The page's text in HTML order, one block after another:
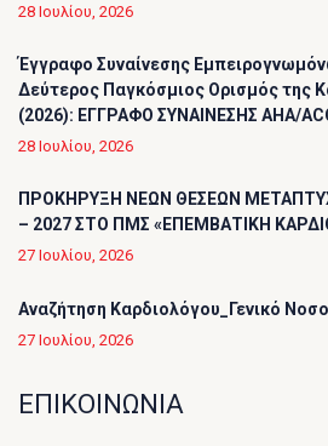
28 Ιουλίου, 2026
Έγγραφο Συναίνεσης
Δεύτερος Παγκόσμιος Ορισμός της
(2026): ΕΓΓΡΑΦΟ ΣΥΝΑΙΝΕΣΗΣ AHA/
28 Ιουλίου, 2026
ΠΡΟΚΗΡΥΞΗ ΝΕΩΝ ΘΕΣΕΩΝ
– 2027 ΣΤΟ ΠΜΣ «ΕΠΕΜΒΑΤΙΚΗ
27 Ιουλίου, 2026
Αναζήτηση Καρδιολόγου_Γενικό
27 Ιουλίου, 2026
ΕΠΙΚΟΙΝΩΝΙΑ